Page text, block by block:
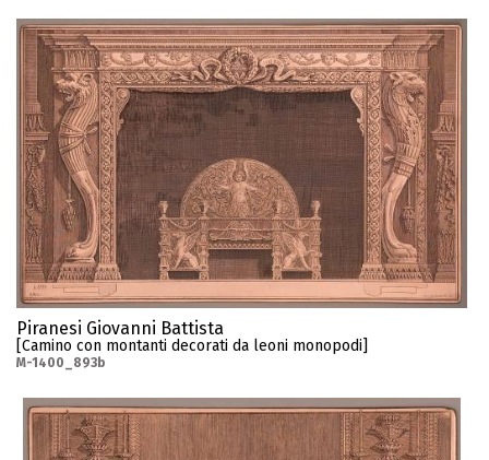
Piranesi Giovanni Battista
[Camino con montanti decorati da leoni monopodi]
M-1400_893b